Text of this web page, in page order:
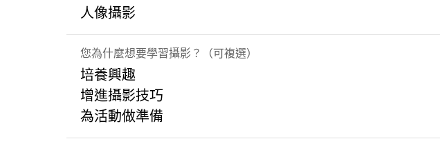
人像攝影
您為什麼想要學習攝影？（可複選）
培養興趣
增進攝影技巧
為活動做準備